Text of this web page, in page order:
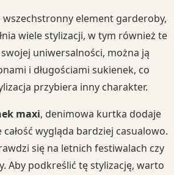
element garderoby,
wiele stylizacji, w tym również te
uniwersalności, można ją
i długościami sukienek, co
przybiera inny charakter.
maxi, denimowa kurtka dodaje
wygląda bardziej casualowo.
się na letnich festiwalach czy
Aby podkreślić tę stylizację, warto